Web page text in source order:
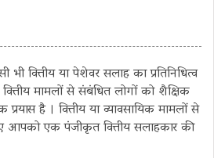
वित्तीय या पेशेवर सलाह का प्रतिनिधित्व
मामलों से संबंधित लोगों को शैक्षिक
है । वित्तीय या व्यावसायिक मामलों से
एक पंजीकृत वित्तीय सलाहकार की